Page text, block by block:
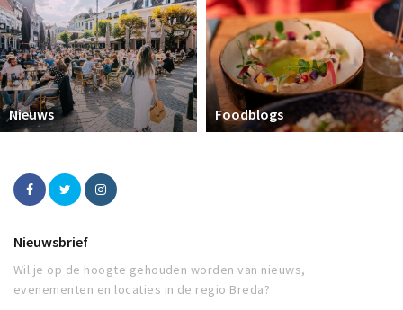
Nieuws Foodblogs
Nieuwsbrief
Wil je op de hoogte gehouden worden van nieuws,
evenementen en locaties in de regio Breda?